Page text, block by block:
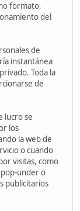
formato,
del
de
instantánea
Toda la
de
lucro se
los
la web de
o cuando
visitas, como
under o
publicitarios